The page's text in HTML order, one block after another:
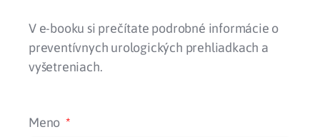
V e-booku si prečítate podrobné informácie o
preventívnych urologických prehliadkach a
vyšetreniach.
Meno